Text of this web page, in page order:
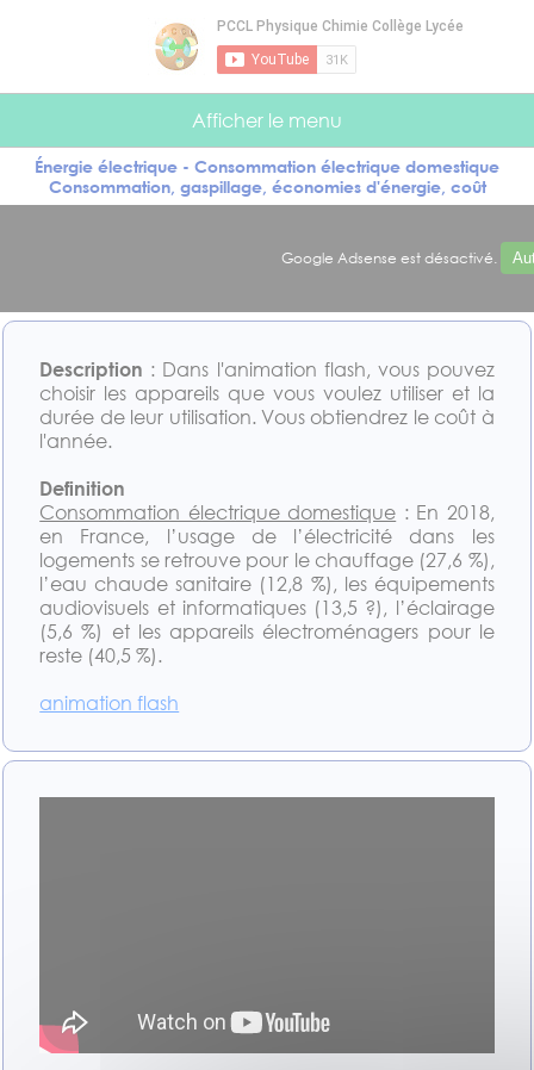
Afficher le menu
Énergie électrique - Consommation électrique domestique
Consommation, gaspillage, économies d'énergie, coût
Google Adsense est désactivé.
Description : Dans l'animation flash, vous pouvez
choisir les appareils que vous voulez utiliser et la
durée de leur utilisation. Vous obtiendrez le coût à
l'année.
Definition
Consommation électrique domestique : En 2018,
en France, l’usage de l’électricité dans les
logements se retrouve pour le chauffage (27,6 %),
l’eau chaude sanitaire (12,8 %), les équipements
audiovisuels et informatiques (13,5 ?), l’éclairage
(5,6 %) et les appareils électroménagers pour le
reste (40,5 %).
animation flash